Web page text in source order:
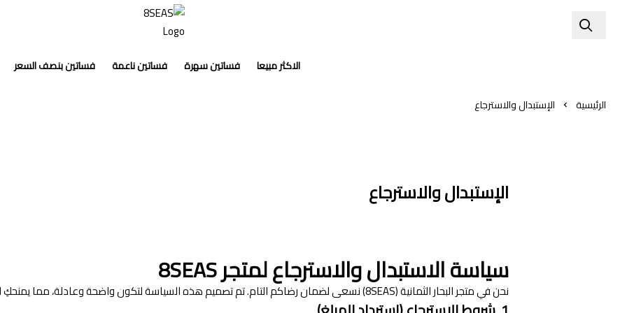
8SEAS
الاكثر مبيعا فساتين سهرة فساتين ناعمة فساتين بنصف السعر
الرئيسية الإستبدال والاسترجاع
الإستبدال والاسترجاع
سياسة الاستبدال والاسترجاع لمتجر 8SEAS
نحن في متجر البحار الثمانية (8SEAS) نسعى لضمان رضاكم التام. تم تصميم هذه السياسة لتكون واضحة وعادلة، مما يمنحكِ الثقة الكاملة عند التسوق معنا.